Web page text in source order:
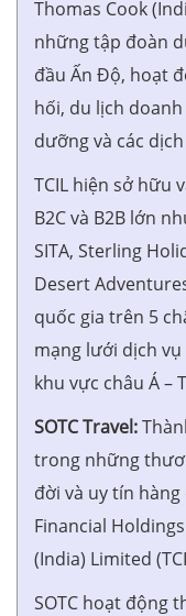
Thomas Cook
những tập đoàn
đầu Ấn Độ, hoạt
hối, du lịch
dưỡng và các
TCIL hiện sở hữu
B2C và B2B lớn
SITA, Sterling
Desert
quốc gia trên 5
mạng lưới dịch
khu vực châu Á –
SOTC Travel:
trong những
đời và uy tín
Financial
(India) Limited
SOTC hoạt động